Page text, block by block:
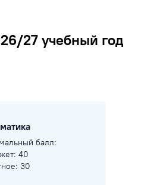
27 учебный год
балл:
40
30